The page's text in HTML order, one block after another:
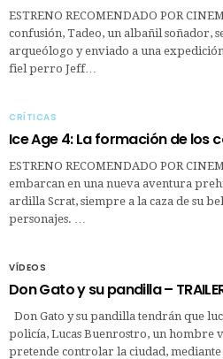
ESTRENO RECOMENDADO POR
confusión, Tadeo, un albañil soñador,
arqueólogo y enviado a una
fiel perro Jeff…
CRÍTICAS
Ice Age 4: La formación de los
ESTRENO RECOMENDADO POR
embarcan en una nueva aventura
ardilla Scrat, siempre a la caza de su
personajes. …
VÍDEOS
Don Gato y su pandilla –
Don Gato y su pandilla tendrán que
policía, Lucas Buenrostro, un hombre
pretende controlar la ciudad, mediante